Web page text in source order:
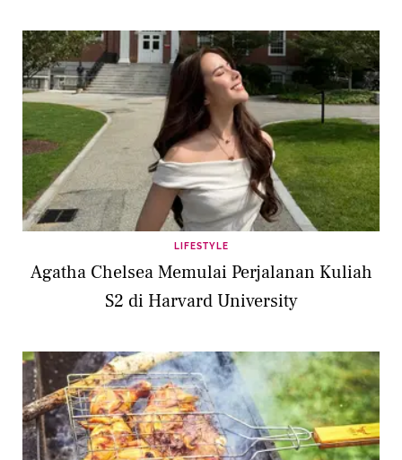
LIFESTYLE
Agatha Chelsea Memulai Perjalanan Kuliah
S2 di Harvard University